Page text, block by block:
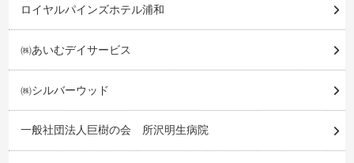
ロイヤルパインズホテル浦和
㈱あいむデイサービス
㈱シルバーウッド
一般社団法人巨樹の会 所沢明生病院